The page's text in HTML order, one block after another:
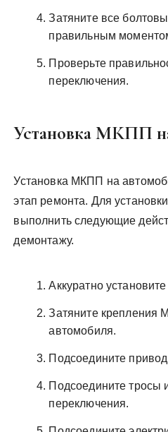
Затяните все
правильным
Проверьте
переключения.
Установка МКПП
Установка МКПП на
этап ремонта. Для
выполнить следующие
демонтажу.
Аккуратно
Затяните крепления
автомобиля.
Подсоедините
Подсоедините тросы
переключения.